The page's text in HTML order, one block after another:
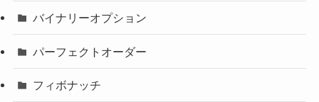
バイナリーオプション
パーフェクトオーダー
フィボナッチ